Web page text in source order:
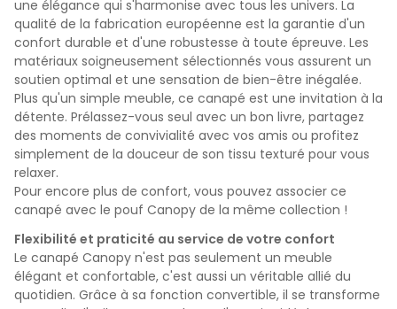
une élégance qui s'harmonise avec tous les univers. La
qualité de la fabrication européenne est la garantie d'un
confort durable et d'une robustesse à toute épreuve. Les
matériaux soigneusement sélectionnés vous assurent un
soutien optimal et une sensation de bien-être inégalée.
Plus qu'un simple meuble, ce canapé est une invitation à la
détente. Prélassez-vous seul avec un bon livre, partagez
des moments de convivialité avec vos amis ou profitez
simplement de la douceur de son tissu texturé pour vous
relaxer.
Pour encore plus de confort, vous pouvez associer ce
canapé avec le pouf Canopy de la même collection !
Flexibilité et praticité au service de votre confort
Le canapé Canopy n'est pas seulement un meuble
élégant et confortable, c'est aussi un véritable allié du
quotidien. Grâce à sa fonction convertible, il se transforme